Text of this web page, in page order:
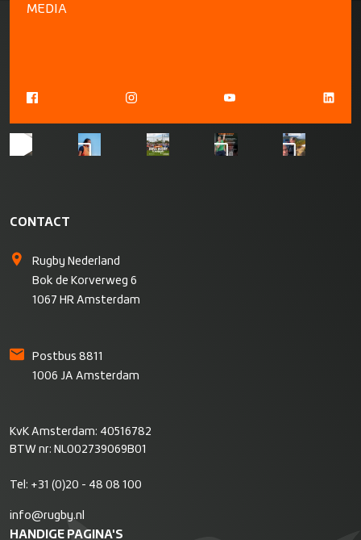
MEDIA
CONTACT
Rugby Nederland
Bok de Korverweg 6
1067 HR Amsterdam
Postbus 8811
1006 JA Amsterdam
KvK Amsterdam: 40516782
BTW nr: NL002739069B01
Tel: +31 (0)20 - 48 08 100
info@rugby.nl
HANDIGE PAGINA'S